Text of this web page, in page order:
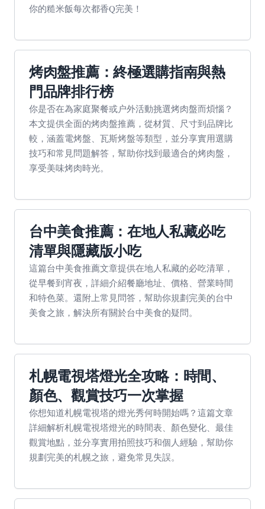
你的糙米飯每次都香Q完美！
烤肉盤推薦：終極選購指南與熱
門品牌排行榜
你是否在為家庭聚餐或户外活動挑選烤肉盤而煩惱？
本文提供全面的烤肉盤推薦，從材質、尺寸到品牌比
較，涵蓋電烤盤、瓦斯烤盤等類型，並分享實用選購
技巧和常見問題解答，幫助你找到最適合的烤肉盤，
享受美味烤肉時光。
台中美食推薦：在地人私藏必吃
清單與隱藏版小吃
這篇台中美食推薦文章提供在地人私藏的必吃清單，
從早餐到宵夜，詳細介紹餐廳地址、價格、營業時間
和特色菜。還附上常見問答，幫助你規劃完美的台中
美食之旅，解決所有關於台中美食的疑問。
札幌電視塔燈光全攻略：時間、
顏色、觀賞技巧一次掌握
你想知道札幌電視塔的燈光秀何時開始嗎？這篇文章
詳細解析札幌電視塔燈光的時間表、顏色變化、最佳
觀賞地點，並分享實用拍照技巧和個人經驗，幫助你
規劃完美的札幌之旅，避免常見失誤。